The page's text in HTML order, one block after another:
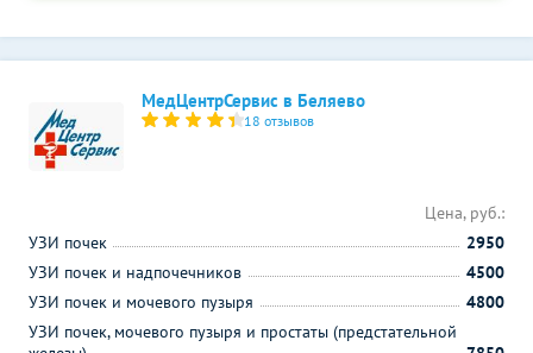
МедЦентрСервис в Беляево
18 отзывов
Цена, руб.:
УЗИ почек
2950
УЗИ почек и надпочечников
4500
УЗИ почек и мочевого пузыря
4800
УЗИ почек, мочевого пузыря и простаты (предстательной